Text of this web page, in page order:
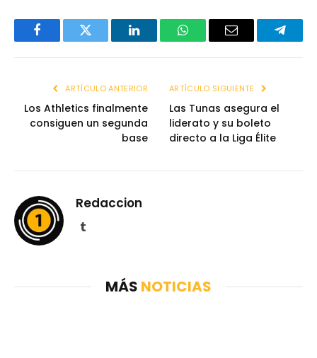
FacebookTwitter LinkedInWhatsAppEmail
ARTÍCULO ANTERIOR
Los Athletics finalmente
consiguen un segunda
base
ARTÍCULO SIGUIENTE
Las Tunas asegura el
liderato y su boleto
directo a la Liga Élite
Redaccion
Tumblr
MÁS NOTICIAS